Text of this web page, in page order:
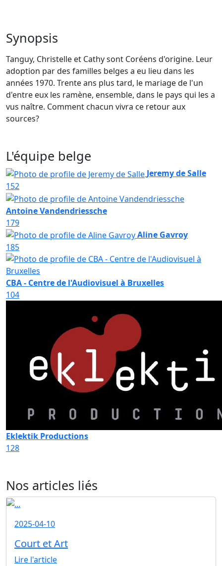
Synopsis
Tanguy, Christelle et Cathy sont Coréens d'origine. Leur
adoption par des familles belges a eu lieu dans les
années 1970. Trente ans plus tard, le mariage de l'un
d'entre eux les ramène, ensemble, dans le pays qui les a
vus naître. Comment chacun vivra ce retour aux
sources?
L'équipe belge
Jeremy de Salle
152
Antoine Vandendriessche
179
Aline Gavroy
185
CBA - Centre de l'Audiovisuel à Bruxelles
104
Eklektik Productions
128
Nos articles liés
2025-04-10
Court et Art
Lire l'article